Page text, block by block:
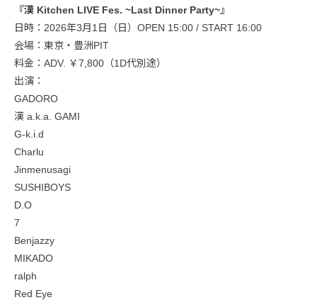
『漢 Kitchen LIVE Fes. ~Last Dinner Party~』
日時：2026年3月1日（日）OPEN 15:00 / START 16:00
会場：東京・豊洲PIT
料金：ADV. ￥7,800（1D代別途）
出演：
GADORO
漢 a.k.a. GAMI
G-k.i.d
Charlu
Jinmenusagi
SUSHIBOYS
D.O
7
Benjazzy
MIKADO
ralph
Red Eye